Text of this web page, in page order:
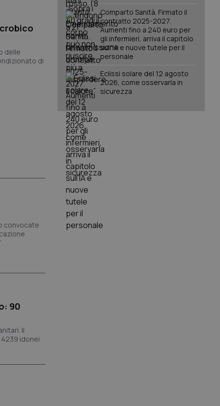
delle
di
convocate
90
Il
idonei
Comparto Sanità. Firmato il
contratto 2025-2027.
Aumenti fino a 240 euro per
gli infermieri, arriva il capitolo
sull'IA e nuove tutele per il
personale
Eclissi solare del 12 agosto
2026, come osservarla in
sicurezza